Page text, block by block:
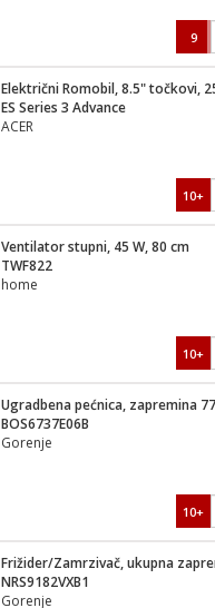
9
ES Series 3 Advance
ACER
10+
Ventilator stupni, 45 W, 80 cm
TWF822
home
10+
Ugradbena pećnica, zapremina
BOS6737E06B
Gorenje
10+
NRS9182VXB1
Gorenje